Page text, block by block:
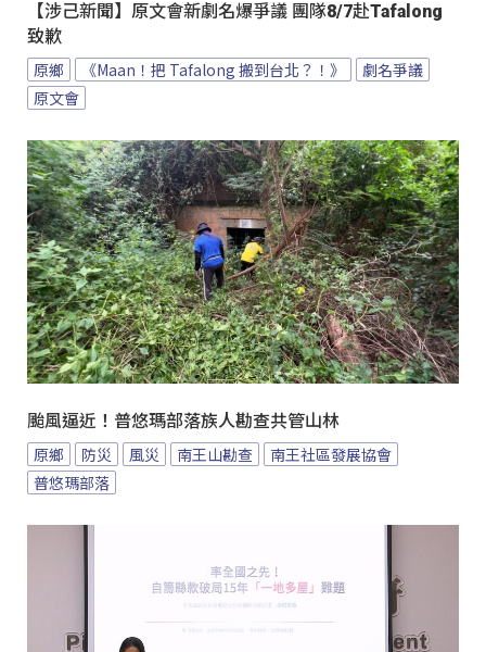
【涉己新聞】原文會新劇名爆爭議 團隊8/7赴Tafalong
致歉
原鄉 《Maan！把 Tafalong 搬到台北？！》
劇名爭議
原文會
颱風逼近！普悠瑪部落族人勘查共管山林
原鄉 防災 風災 南王山勘查
南王社區發展協會
普悠瑪部落